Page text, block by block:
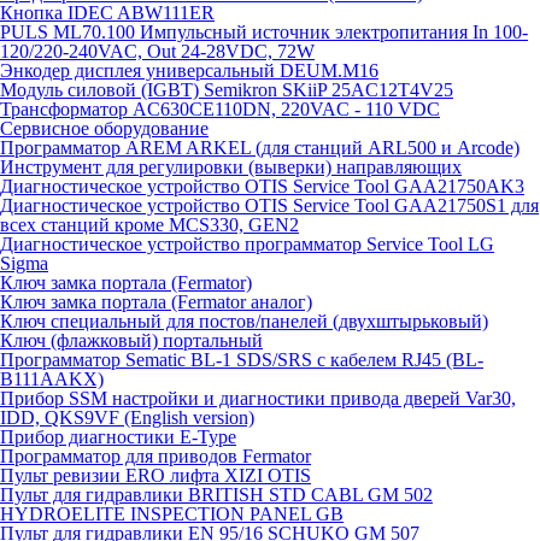
Кнопка IDEC ABW111ER
PULS ML70.100 Импульсный источник электропитания In 100-
120/220-240VAC, Out 24-28VDC, 72W
Энкодер дисплея универсальный DEUM.M16
Модуль силовой (IGBT) Semikron SKiiP 25AC12T4V25
Трансформатор AC630CE110DN, 220VAC - 110 VDC
Сервисное оборудование
Программатор AREM ARKEL (для станций ARL500 и Arcode)
Инструмент для регулировки (выверки) направляющих
Диагностическое устройство OTIS Service Tool GAA21750AK3
Диагностическое устройство OTIS Service Tool GAA21750S1 для
всех станций кроме MCS330, GEN2
Диагностическое устройство программатор Service Tool LG
Sigma
Ключ замка портала (Fermator)
Ключ замка портала (Fermator аналог)
Ключ специальный для постов/панелей (двухштырьковый)
Ключ (флажковый) портальный
Программатор Sematic BL-1 SDS/SRS с кабелем RJ45 (BL-
B111AAKX)
Прибор SSM настройки и диагностики привода дверей Var30,
IDD, QKS9VF (English version)
Прибор диагностики E-Type
Программатор для приводов Fermator
Пульт ревизии ERO лифта XIZI OTIS
Пульт для гидравлики BRITISH STD CABL GM 502
HYDROELITE INSPECTION PANEL GB
Пульт для гидравлики EN 95/16 SCHUKO GM 507